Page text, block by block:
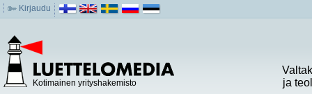
Kirjaudu
Kotimainen yrityshakemisto
ja